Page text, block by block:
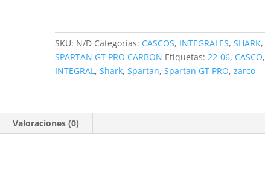
22-
06
cantidad
SKU: N/D Categorías: CASCOS, INTEGRALES,SHARK,
SPARTAN GT PRO CARBON Etiquetas:22-06, CASCO,
INTEGRAL,Shark,Spartan,Spartan GT PRO,zarco
Valoraciones (0)